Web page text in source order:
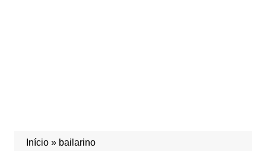
Início» bailarino